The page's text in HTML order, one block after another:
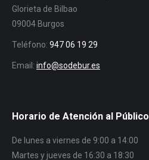
Glorieta de Bilbao
09004 Burgos
Teléfono: 947 06 19 29
Email: info@sodebur.es
Horario de Atención al Público
De lunes a viernes de 9:00 a 14:00
Martes y jueves de 16:30 a 18:30